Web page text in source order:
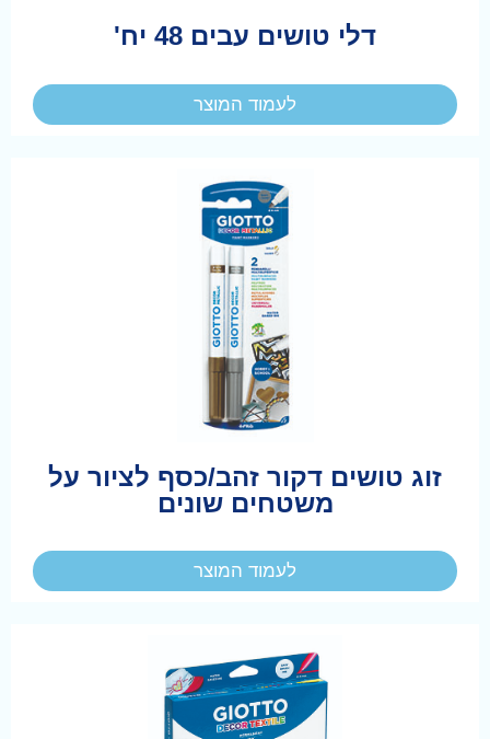
דלי טושים עבים 48 יח'
לעמוד המוצר
זוג טושים דקור זהב/כסף לציור על
משטחים שונים
לעמוד המוצר